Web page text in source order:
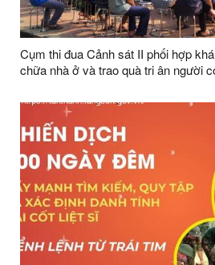
Cụm thi đua Cảnh sát II phối hợp
chữa nhà ở và trao quà tri ân người